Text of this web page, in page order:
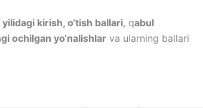
yilidagi kirish, o‘tish ballari, qabul
ochilgan yo‘nalishlar va ularning ballari